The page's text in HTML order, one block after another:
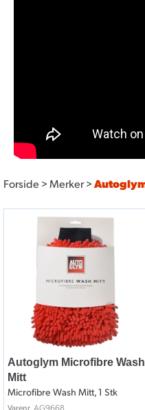
Forside>Merker>
Autoglym Microfibre Wash
Mitt
Microfibre Wash Mitt, 1 Stk
Varenr AG9668